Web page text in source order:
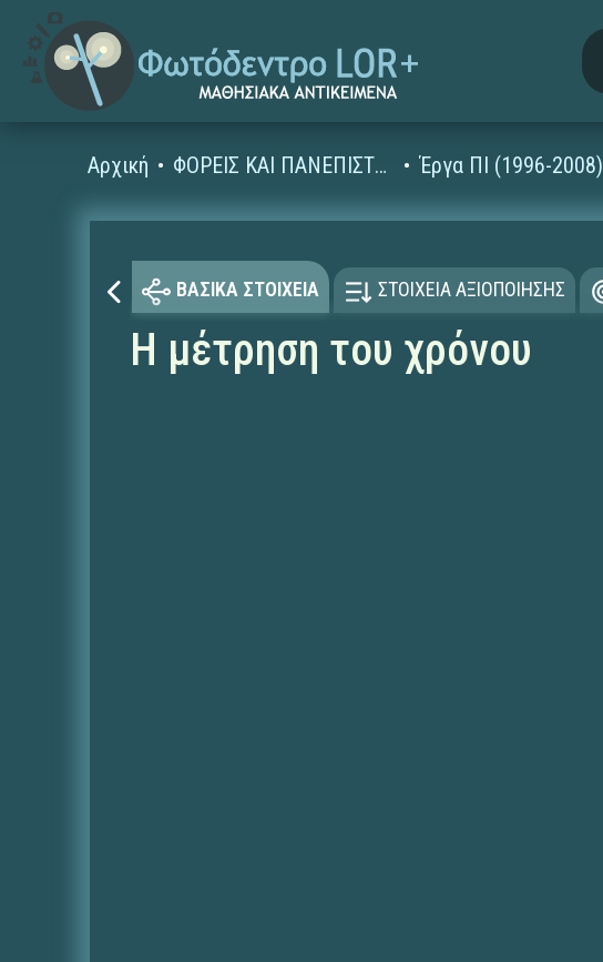
Αρχική ΦΟΡΕΙΣ ΚΑΙ ΠΑΝΕΠΙΣΤΗΜΙΑ Έργα ΠΙ (1996-2008)
ΒΑΣΙΚΑ ΣΤΟΙΧΕΙΑ ΣΤΟΙΧΕΙΑ ΑΞΙΟΠΟΙΗΣΗΣ
Η μέτρηση του χρόνου